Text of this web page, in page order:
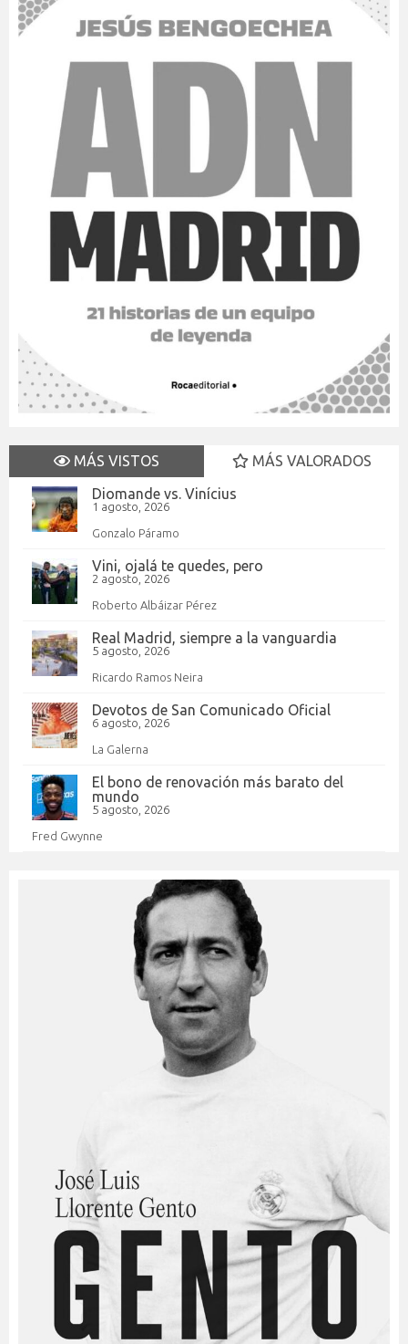
MÁS VISTOS
MÁS VALORADOS
Diomande vs. Vinícius
1 agosto, 2026
Gonzalo Páramo
Vini, ojalá te quedes, pero
2 agosto, 2026
Roberto Albáizar Pérez
Real Madrid, siempre a la vanguardia
5 agosto, 2026
Ricardo Ramos Neira
Devotos de San Comunicado Oficial
6 agosto, 2026
La Galerna
El bono de renovación más barato del
mundo
5 agosto, 2026
Fred Gwynne